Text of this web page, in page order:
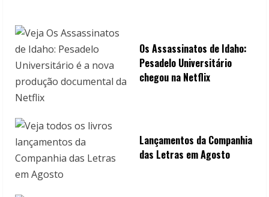
Os Assassinatos de Idaho:
Pesadelo Universitário
chegou na Netflix
Lançamentos da Companhia
das Letras em Agosto